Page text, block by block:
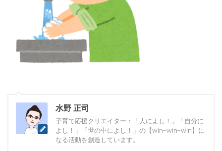
水野 正司
子育て応援クリエイター：「人によし！」「自分に
よし！」「世の中によし！」の【win-win-win】に
なる活動を創造しています。